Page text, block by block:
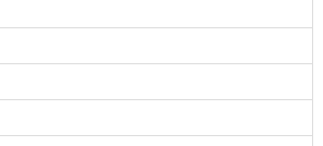
2026
2026